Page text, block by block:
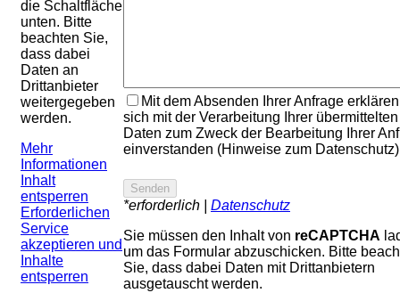
die Schaltfläche
unten. Bitte
beachten Sie,
dass dabei
Daten an
Drittanbieter
weitergegeben
werden.
Mehr
Informationen
Inhalt
entsperren
Erforderlichen
Service
akzeptieren und
Inhalte
entsperren
Mit dem Absenden Ihrer Anfrage
sich mit der Verarbeitung Ihrer übermittelten
Daten zum Zweck der Bearbeitung Ihrer
einverstanden (Hinweise zum Datenschutz)
*erforderlich | Datenschutz
Sie müssen den Inhalt von reCAPTCHA
um das Formular abzuschicken. Bitte
Sie, dass dabei Daten mit Drittanbietern
ausgetauscht werden.